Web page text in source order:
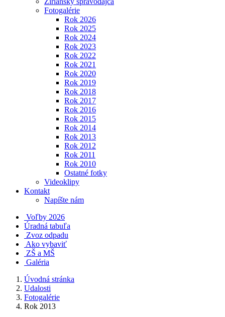
Fotogalérie
Rok 2026
Rok 2025
Rok 2024
Rok 2023
Rok 2022
Rok 2021
Rok 2020
Rok 2019
Rok 2018
Rok 2017
Rok 2016
Rok 2015
Rok 2014
Rok 2013
Rok 2012
Rok 2011
Rok 2010
Ostatné fotky
Videoklipy
Kontakt
Napíšte nám
Voľby 2026
Úradná tabuľa
Zvoz odpadu
Ako vybaviť
ZŠ a MŠ
Galéria
Úvodná stránka
Udalosti
Fotogalérie
Rok 2013